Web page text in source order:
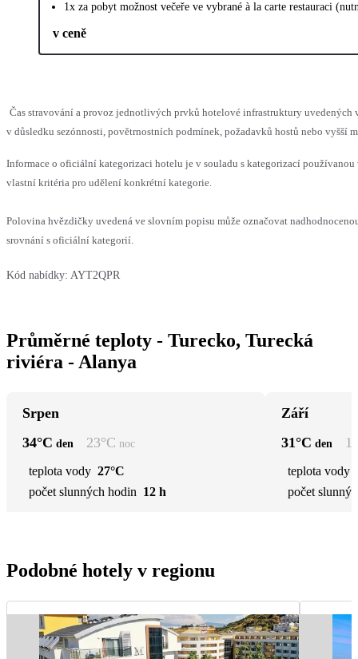
1x za pobyt možnost večeře ve vybrané à la carte restauraci
v ceně
Čas stravování a provoz jednotlivých prvků hotelové infrastruktury uvedených
v důsledku sezónnosti, povětrnostních podmínek, požadavků hostů nebo vyšší
Informace o oficiální kategorizaci hotelu je v souladu s kategorizací používanou
vlastní kritéria pro udělení konkrétní kategorie.
Polovina hvězdičky uvedená ve slovním popisu může označovat
srovnání s oficiální kategorií.
Kód nabídky: AYT2QPR
Průměrné teploty - Turecko, Turecká
riviéra - Alanya
Srpen
34°C den 23°C noc
teplota vody 27°C
počet slunných hodin 12 h
Září
31°C den
teplota vody
počet
Podobné hotely v regionu